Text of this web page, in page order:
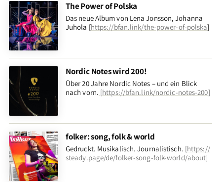
The Power of Polska
Das neue Album von Lena Jonsson, Johanna
Juhola [https://bfan.link/the-power-of-polska]
Nordic Notes wird 200!
Über 20 Jahre Nordic Notes – und ein Blick
nach vorn. [https://bfan.link/nordic-notes-200]
folker: song, folk & world
Gedruckt. Musikalisch. Journalistisch. [https://
steady.page/de/folker-song-folk-world/about]